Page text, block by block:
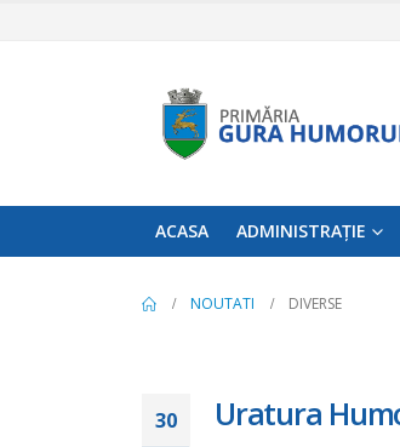
ACASA ADMINISTRAȚIE
NOUTATI DIVERSE
30 Uratura